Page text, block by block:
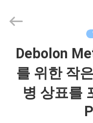
2017
Industry
Reserved.
Debolon
를 위한 작
병 상표를